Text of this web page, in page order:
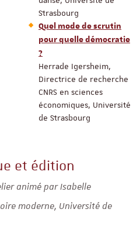
Strasbourg
Quel mode de scrutin
pour quelle démocratie
?
Herrade Igersheim,
Directrice de recherche
CNRS en sciences
économiques, Université
de Strasbourg
et édition
animé par Isabelle
moderne, Université de